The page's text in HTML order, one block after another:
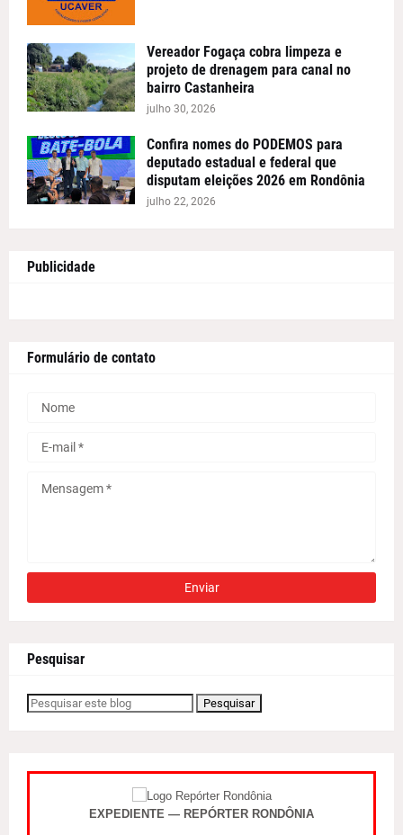
Vereador Fogaça cobra limpeza e
projeto de drenagem para canal no
bairro Castanheira
julho 30, 2026
Confira nomes do PODEMOS para
deputado estadual e federal que
disputam eleições 2026 em Rondônia
julho 22, 2026
Publicidade
Formulário de contato
Pesquisar
EXPEDIENTE — REPÓRTER RONDÔNIA